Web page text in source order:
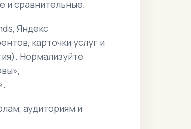
и сравнительные.
Яндекс
карточки услуг и
Нормализуйте
аудиториям и